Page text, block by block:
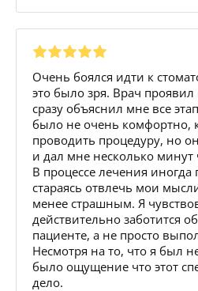
Очень боялся идти к
это было зря. Врач
сразу объяснил мне все
было не очень комфортно,
проводить процедуру, но
и дал мне несколько минут
В процессе лечения
стараясь отвлечь мои
менее страшным. Я
действительно заботится
пациенте, а не просто
Несмотря на то, что я был
было ощущение что этот
дело.